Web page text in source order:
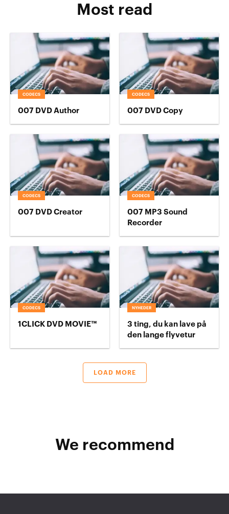
Most read
CODECS
007 DVD Author
CODECS
007 DVD Copy
CODECS
007 DVD Creator
CODECS
007 MP3 Sound
Recorder
CODECS
1CLICK DVD MOVIE™
NYHEDER
3 ting, du kan lave på
den lange flyvetur
LOAD MORE
We recommend